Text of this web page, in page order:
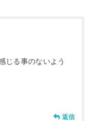
じる事のないよう
返信